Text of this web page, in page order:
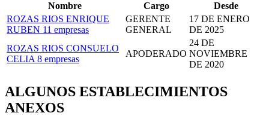
Nombre Cargo
Desde
ROZAS RIOS ENRIQUE
RUBEN 11 empresas
GERENTE
GENERAL
17 DE ENERO
DE 2025
ROZAS RIOS CONSUELO
CELIA 8 empresas
APODERADO
24 DE
NOVIEMBRE
DE 2020
ALGUNOS ESTABLECIMIENTOS
ANEXOS